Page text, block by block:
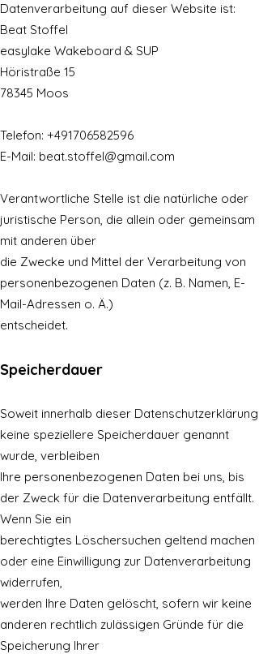
Datenverarbeitung auf dieser Website ist:
Beat Stoffel
easylake Wakeboard & SUP
Höristraße 15
78345 Moos
Telefon: +491706582596
E-Mail: beat.stoffel@gmail.com
Verantwortliche Stelle ist die natürliche oder
juristische Person, die allein oder gemeinsam
mit anderen über
die Zwecke und Mittel der Verarbeitung von
personenbezogenen Daten (z. B. Namen, E-
Mail-Adressen o. Ä.)
entscheidet.
Speicherdauer
Soweit innerhalb dieser Datenschutzerklärung
keine speziellere Speicherdauer genannt
wurde, verbleiben
Ihre personenbezogenen Daten bei uns, bis
der Zweck für die Datenverarbeitung entfällt.
Wenn Sie ein
berechtigtes Löschersuchen geltend machen
oder eine Einwilligung zur Datenverarbeitung
widerrufen,
werden Ihre Daten gelöscht, sofern wir keine
anderen rechtlich zulässigen Gründe für die
Speicherung Ihrer